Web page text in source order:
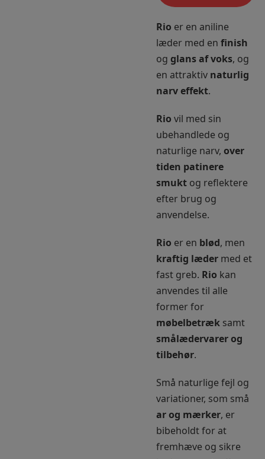
Rio er en aniline
læder med en finish
og glans af voks, og
en attraktiv naturlig
narv effekt.
Rio vil med sin
ubehandlede og
naturlige narv, over
tiden patinere
smukt og reflektere
efter brug og
anvendelse.
Rio er en blød, men
kraftig læder med et
fast greb. Rio kan
anvendes til alle
former for
møbelbetræk samt
smålædervarer og
tilbehør.
Små naturlige fejl og
variationer, som små
ar og mærker, er
bibeholdt for at
fremhæve og sikre